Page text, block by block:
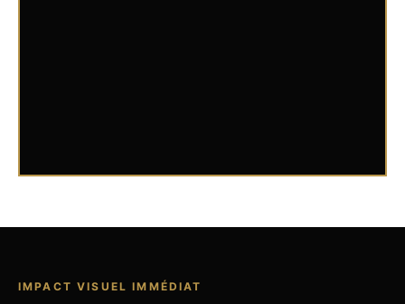
IMPACT VISUEL IMMÉDIAT